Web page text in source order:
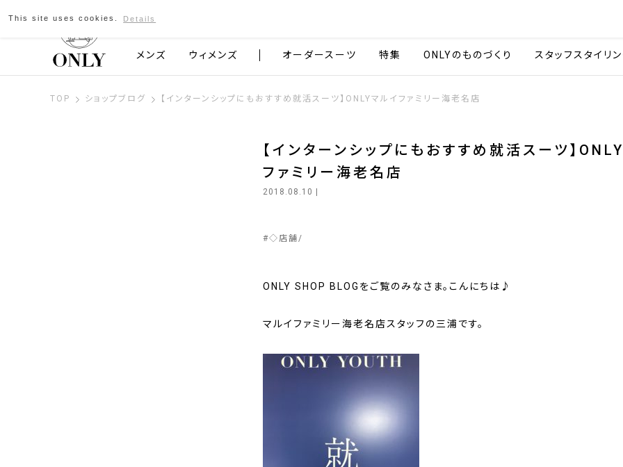
京都発のスーツブランド ONLY
メンズ ウィメンズ オーダースーツ 特集 ONLYのものづくり スタッフスタイリ
TOP ショップブログ 【インターンシップにもおすすめ就活スーツ】ONLYマルイファミリー海老名店
【インターンシップにもおすすめ就活スーツ】
ファミリー海老名店
2018.08.10
#◇店舗
ONLY SHOP BLOGをご覧のみなさま。こんにちは♪
マルイファミリー海老名店スタッフの三浦です。
This site uses cookies. Details